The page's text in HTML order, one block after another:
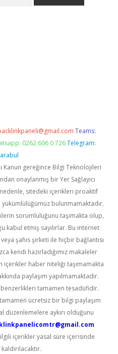
Teams:
0262 606 0 726 Telegram:
Kanun gereğince Bilgi Teknolojileri
onaylanmış bir Yer Sağlayıcı
sitedeki içerikleri proaktif
bulunmamaktadır.
sorumluluğunu taşımakta olup,
kabul etmiş sayılırlar. Bu internet
şahıs şirketi ile hiçbir bağlantısı
kendi hazırladığımız makaleler
içerikler haber niteliği taşımamakta
paylaşım yapılmamaktadır.
tamamen tesadüfidir.
ücretsiz bir bilgi paylaşım
düzenlemelere aykırı olduğunu
içerikler yasal süre içerisinde